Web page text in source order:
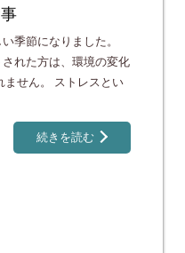
季節になりました。
れた方は、環境の変化
ません。 ストレスとい
続きを読む